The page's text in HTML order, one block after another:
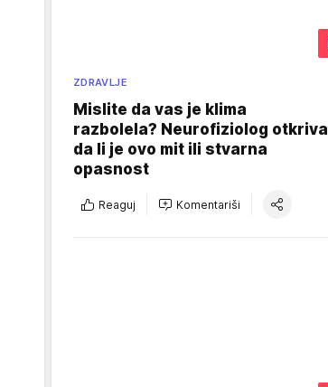
ZDRAVLJE
Mislite da vas je klima
razbolela? Neurofiziolog otkriva
da li je ovo mit ili stvarna
opasnost
Reaguj Komentariši